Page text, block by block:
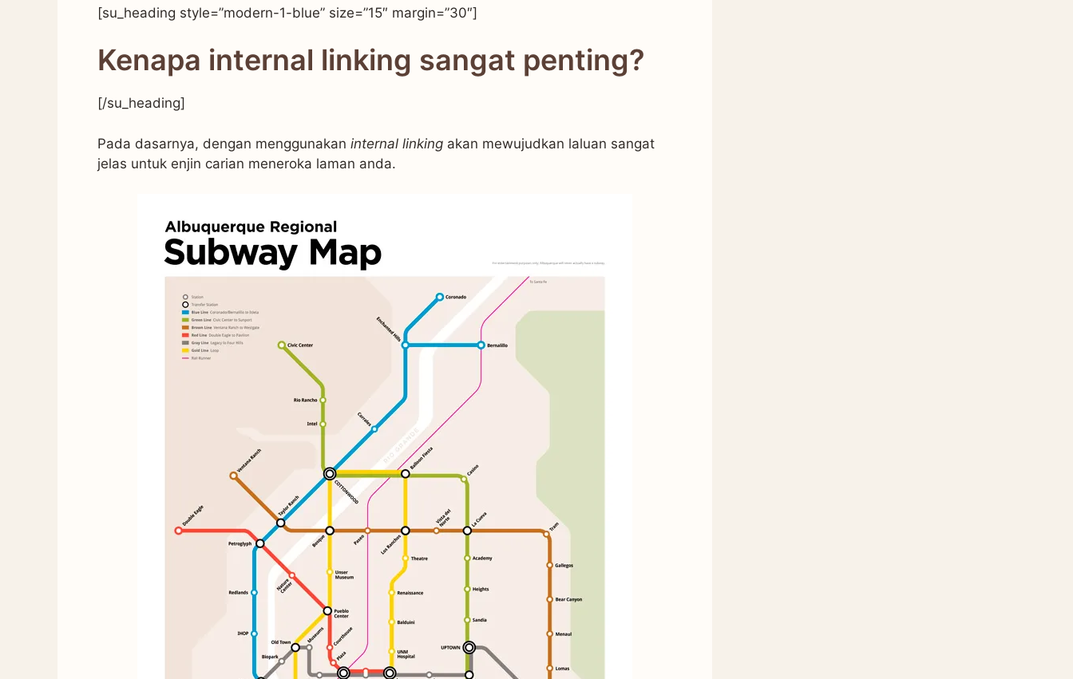
[su_heading style=”modern-1-blue” size=”15″ margin=”30″]
Kenapa internal linking sangat penting?
[/su_heading]
Pada dasarnya, dengan menggunakan internal linking akan mewujudkan laluan sangat
jelas untuk enjin carian meneroka laman anda.